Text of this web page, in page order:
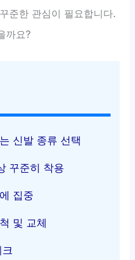
준한 관심이 필요합니다.
까요?
신발 종류 선택
꾸준히 착용
집중
및 교체